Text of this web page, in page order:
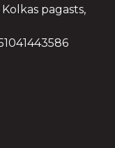
pagasts,